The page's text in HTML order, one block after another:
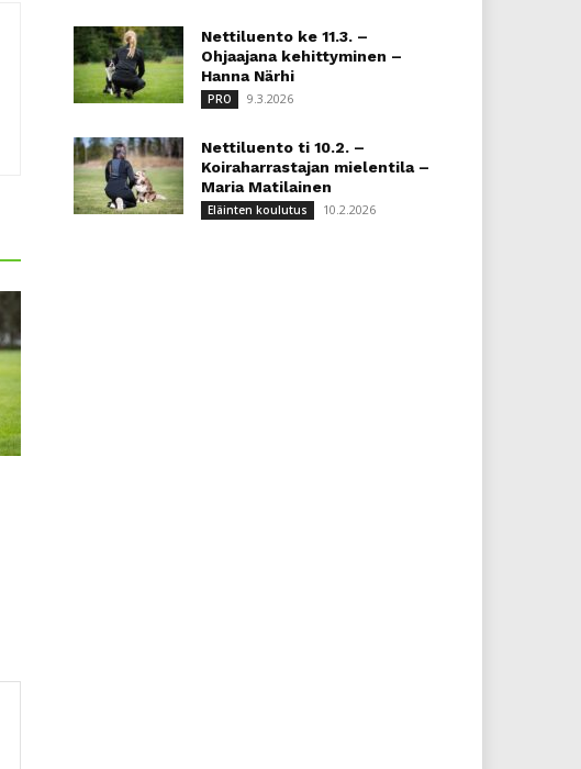
Nettiluento ke 11.3. –
Ohjaajana kehittyminen –
Hanna Närhi
PRO 9.3.2026
Nettiluento ti 10.2. –
Koiraharrastajan mielentila –
Maria Matilainen
Eläinten koulutus 10.2.2026